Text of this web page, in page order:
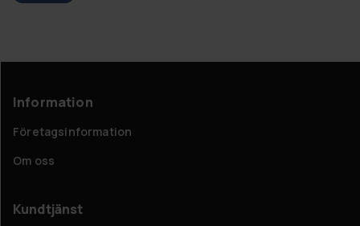
Information
Företagsinformation
Om oss
Kundtjänst